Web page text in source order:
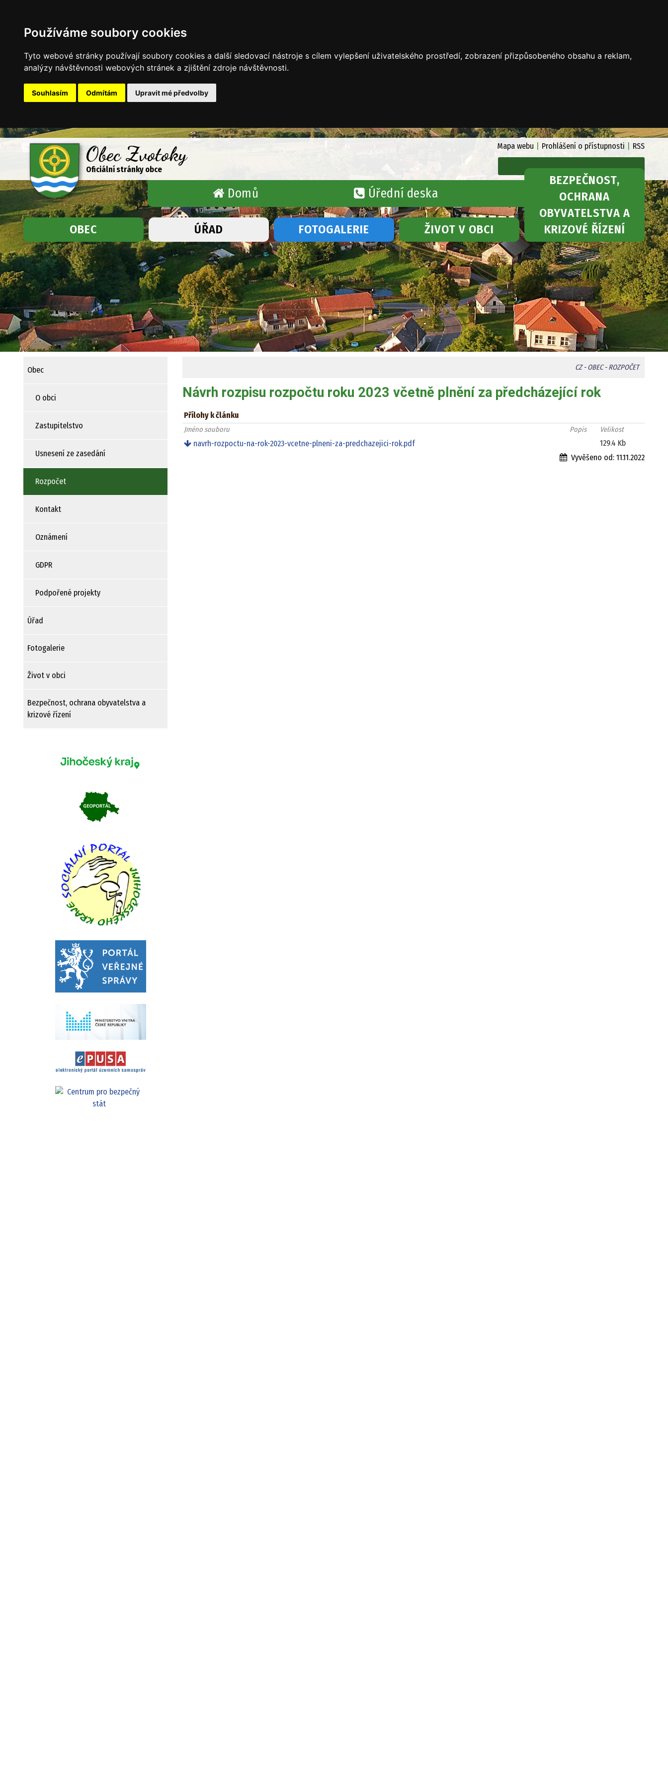
Používáme soubory cookies
Tyto webové stránky používají soubory cookies a další sledovací nástroje s cílem vylepšení uživatelského prostředí, zobrazení přizpůsobeného obsahu a reklam,
analýzy návštěvnosti webových stránek a zjištění zdroje návštěvnosti.
Souhlasím Odmítám Upravit mé předvolby
Obec Zvotoky
Oficiální stránky obce
Mapa webu Prohlášení o přístupnosti RSS
Domů Úřední deska Kontakt
OBEC ÚŘAD FOTOGALERIE ŽIVOT V OBCI
BEZPEČNOST,
OCHRANA
OBYVATELSTVA A
KRIZOVÉ ŘÍZENÍ
Obec
O obci
Zastupitelstvo
Usnesení ze zasedání
Rozpočet
Kontakt
Oznámení
GDPR
Podpořené projekty
Úřad
Fotogalerie
Život v obci
Bezpečnost, ochrana obyvatelstva a
krizové řízení
CZ-OBEC-ROZPOČET
Návrh rozpisu rozpočtu roku 2023 včetně plnění za předcházející rok
Přílohy k článku
Jméno souboru Popis Velikost
navrh-rozpoctu-na-rok-2023-vcetne-plneni-za-predchazejici-rok.pdf
129.4 Kb
Vyvěšeno od: 11.11.2022